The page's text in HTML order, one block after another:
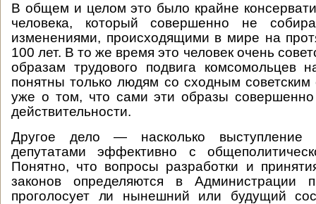
В общем и целом это было крайне
человека, который совершенно не
изменениями, происходящими в мире на
100 лет. В то же время это человек очень
образам трудового подвига
понятны только людям со сходным
уже о том, что сами эти образы совершенно
действительности.
Другое дело — насколько выступление
депутатами эффективно с
Понятно, что вопросы разработки и
законов определяются в Администрации
проголосует ли нынешний или будущий